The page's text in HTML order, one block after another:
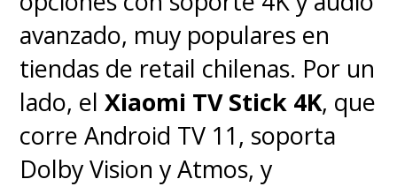
avanzado, muy populares en
tiendas de retail chilenas. Por un
lado, elXiaomi TV Stick 4K, que
corre Android TV 11, soporta
Dolby Vision y Atmos, y